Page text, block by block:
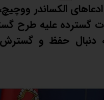
الکساندر
گسترده علیه طرح
دنبال حفظ و